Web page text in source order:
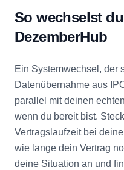
So wechselst
DezemberHub
Ein Systemwechsel, der
Datenübernahme aus
parallel mit deinen
wenn du bereit bist.
Vertragslaufzeit bei
wie lange dein Vertrag
deine Situation an und